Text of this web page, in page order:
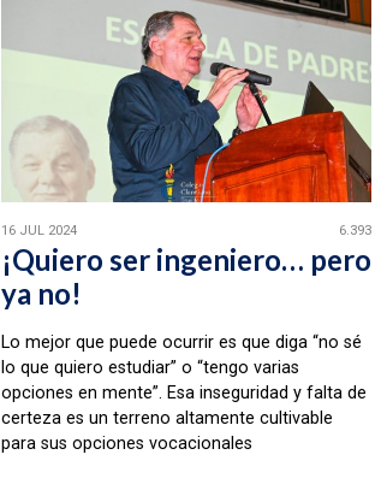
16 JUL 2024 6.393
¡Quiero ser ingeniero… pero
ya no!
Lo mejor que puede ocurrir es que diga “no sé
lo que quiero estudiar” o “tengo varias
opciones en mente”. Esa inseguridad y falta de
certeza es un terreno altamente cultivable
para sus opciones vocacionales